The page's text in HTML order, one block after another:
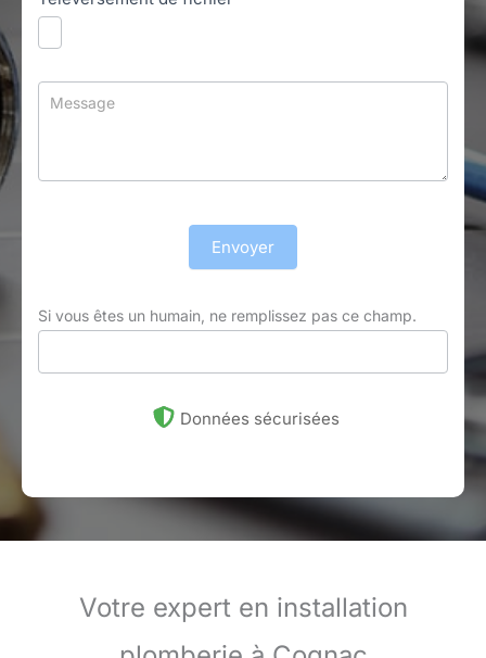
Envoyer
Si vous êtes un humain, ne remplissez pas ce champ.
Données sécurisées
Votre expert en installation